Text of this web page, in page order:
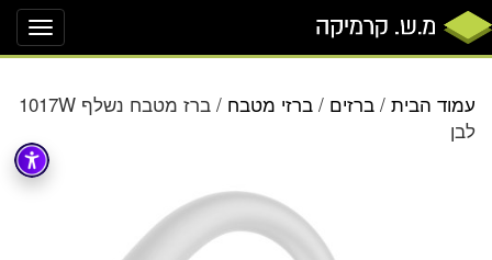
עמוד הבית / ברזים / ברזי מטבח
/ ברז מטבח נשלף 1017W
לבן